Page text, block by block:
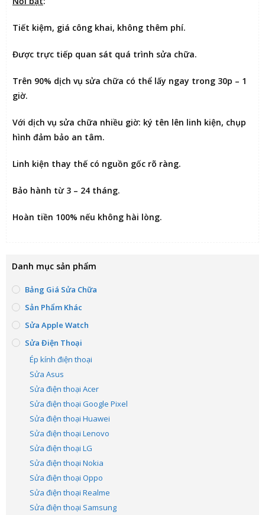
Tiết kiệm, giá công khai, không thêm phí.
Được trực tiếp quan sát quá trình sửa chữa.
Trên 90% dịch vụ sửa chữa có thể lấy ngay trong 30p – 1
giờ.
Với dịch vụ sửa chữa nhiều giờ: ký tên lên linh kiện, chụp
hình đảm bảo an tâm.
Linh kiện thay thế có nguồn gốc rõ ràng.
Bảo hành từ 3 – 24 tháng.
Hoàn tiền 100% nếu không hài lòng.
Danh mục sản phẩm
Bảng Giá Sửa Chữa
Sản Phẩm Khác
Sửa Apple Watch
Sửa Điện Thoại
Ép kính điện thoại
Sửa Asus
Sửa điện thoại Acer
Sửa điện thoại Google Pixel
Sửa điện thoại Huawei
Sửa điện thoại Lenovo
Sửa điện thoại LG
Sửa điện thoại Nokia
Sửa điện thoại Oppo
Sửa điện thoại Realme
Sửa điện thoại Samsung